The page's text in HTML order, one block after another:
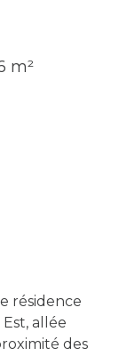
m²
résidence
allée
des